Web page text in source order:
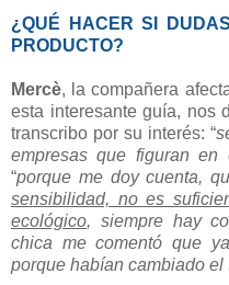
¿QUÉ HACER SI
PRODUCTO?
Mercè, la compañera
esta interesante guía, nos
transcribo por su interés: “
empresas que figuran en
“porque me doy cuenta,
sensibilidad, no es
ecológico, siempre hay
chica me comentó que
porque habían cambiado